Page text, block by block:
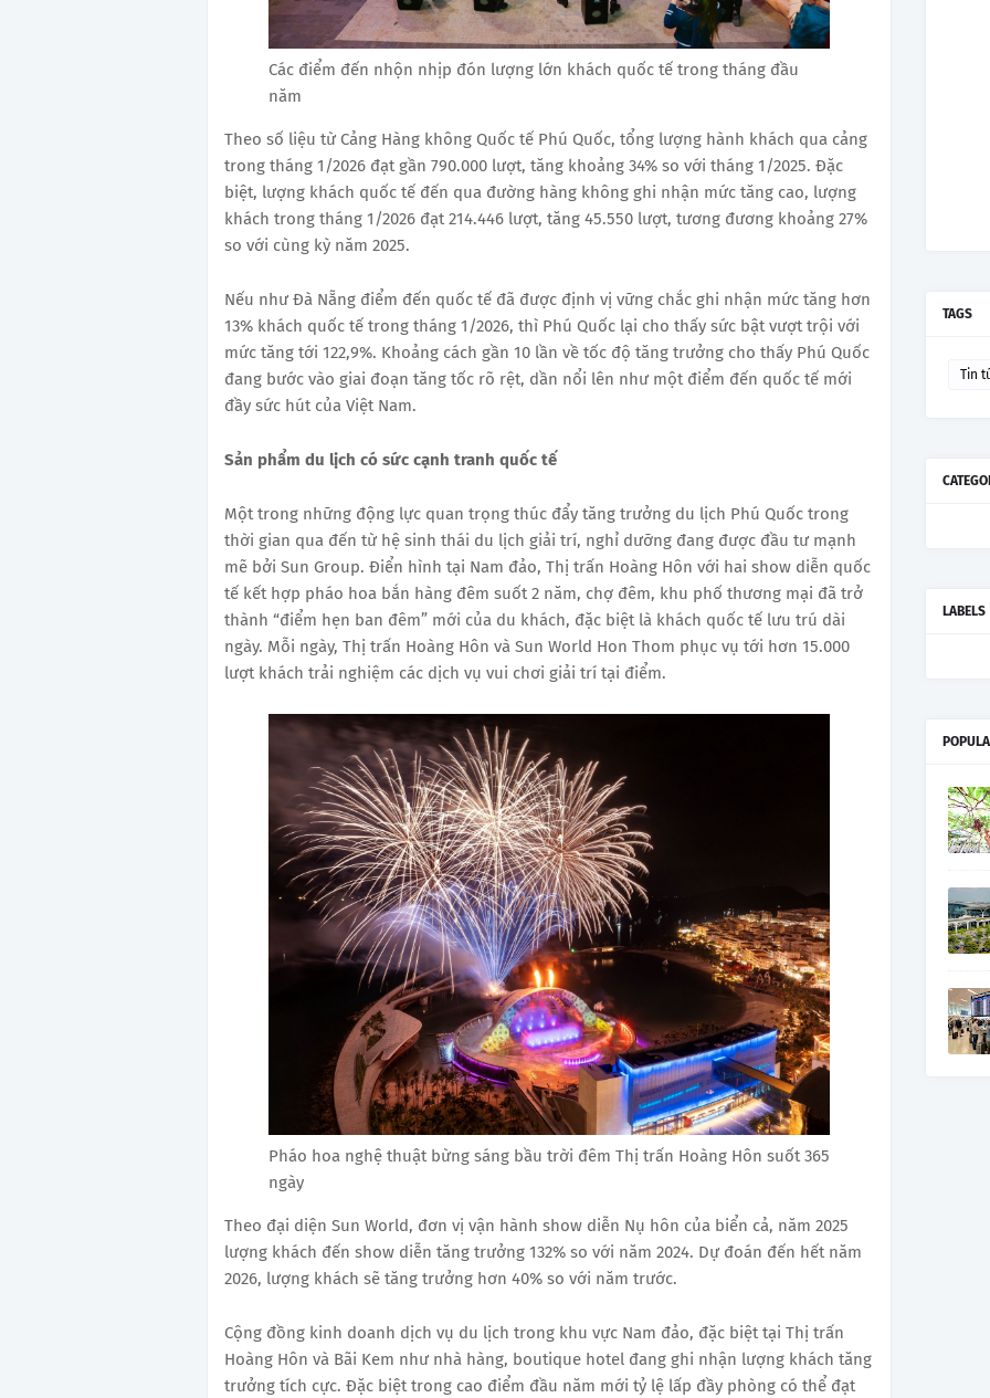
Các điểm đến nhộn nhịp đón lượng lớn khách quốc tế trong tháng đầu
năm
Theo số liệu từ Cảng Hàng không Quốc tế Phú Quốc, tổng lượng hành khách qua cảng
trong tháng 1/2026 đạt gần 790.000 lượt, tăng khoảng 34% so với tháng 1/2025. Đặc
biệt, lượng khách quốc tế đến qua đường hàng không ghi nhận mức tăng cao, lượng
khách trong tháng 1/2026 đạt 214.446 lượt, tăng 45.550 lượt, tương đương khoảng 27%
so với cùng kỳ năm 2025.
Nếu như Đà Nẵng điểm đến quốc tế đã được định vị vững chắc ghi nhận mức tăng hơn
13% khách quốc tế trong tháng 1/2026, thì Phú Quốc lại cho thấy sức bật vượt trội với
mức tăng tới 122,9%. Khoảng cách gần 10 lần về tốc độ tăng trưởng cho thấy Phú Quốc
đang bước vào giai đoạn tăng tốc rõ rệt, dần nổi lên như một điểm đến quốc tế mới
đầy sức hút của Việt Nam.
Sản phẩm du lịch có sức cạnh tranh quốc tế
Một trong những động lực quan trọng thúc đẩy tăng trưởng du lịch Phú Quốc trong
thời gian qua đến từ hệ sinh thái du lịch giải trí, nghỉ dưỡng đang được đầu tư mạnh
mẽ bởi Sun Group. Điển hình tại Nam đảo, Thị trấn Hoàng Hôn với hai show diễn quốc
tế kết hợp pháo hoa bắn hàng đêm suốt 2 năm, chợ đêm, khu phố thương mại đã trở
thành “điểm hẹn ban đêm” mới của du khách, đặc biệt là khách quốc tế lưu trú dài
ngày. Mỗi ngày, Thị trấn Hoàng Hôn và Sun World Hon Thom phục vụ tới hơn 15.000
lượt khách trải nghiệm các dịch vụ vui chơi giải trí tại điểm.
Pháo hoa nghệ thuật bừng sáng bầu trời đêm Thị trấn Hoàng Hôn suốt 365
ngày
Theo đại diện Sun World, đơn vị vận hành show diễn Nụ hôn của biển cả, năm 2025
lượng khách đến show diễn tăng trưởng 132% so với năm 2024. Dự đoán đến hết năm
2026, lượng khách sẽ tăng trưởng hơn 40% so với năm trước.
Cộng đồng kinh doanh dịch vụ du lịch trong khu vực Nam đảo, đặc biệt tại Thị trấn
Hoàng Hôn và Bãi Kem như nhà hàng, boutique hotel đang ghi nhận lượng khách tăng
trưởng tích cực. Đặc biệt trong cao điểm đầu năm mới tỷ lệ lấp đầy phòng có thể đạt
TAGS
Tin
LABELS